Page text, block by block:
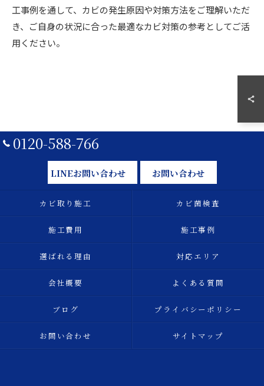
工事例を通して、カビの発生原因や対策方法をご理解いただ
き、ご自身の状況に合った最適なカビ対策の参考としてご活
用ください。
0120-588-766
LINEお問い合わせ お問い合わせ
カビ取り施工 カビ菌検査
施工費用 施工事例
選ばれる理由 対応エリア
会社概要 よくある質問
ブログ プライバシーポリシー
お問い合わせ サイトマップ